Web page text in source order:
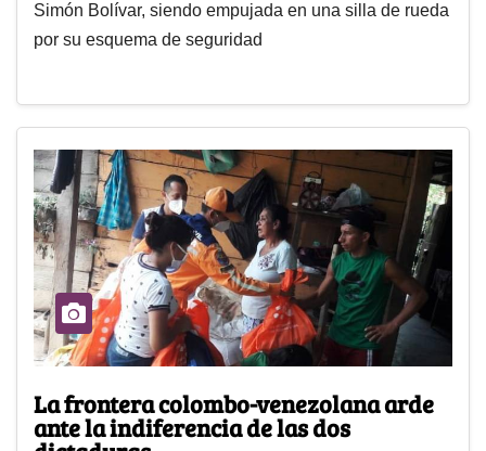
Simón Bolívar, siendo empujada en una silla de rueda
por su esquema de seguridad
La frontera colombo-venezolana arde
ante la indiferencia de las dos